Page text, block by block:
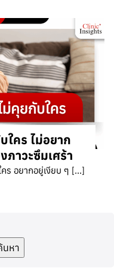
คร ไม่อยาก
าวะซึมเศร้า
บางครั้งเราอาจมีวันที่ไม่อยากพูดกับใคร อยากอยู่เงียบ ๆ […]
นหา